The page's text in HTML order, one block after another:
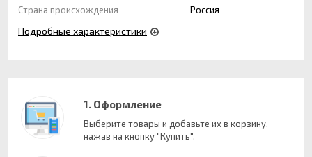
Страна происхождения
Россия
Подробные характеристики
1. Оформление
Выберите товары и добавьте их в корзину,
нажав на кнопку "Купить".